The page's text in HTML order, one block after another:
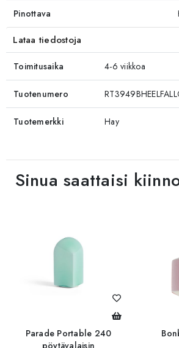
Pinottava
Lataa tiedostoja
Toimitusaika 4-6 viikkoa
Tuotenumero
Tuotemerkki Hay
Sinua saattaisi
Parade Portable 240